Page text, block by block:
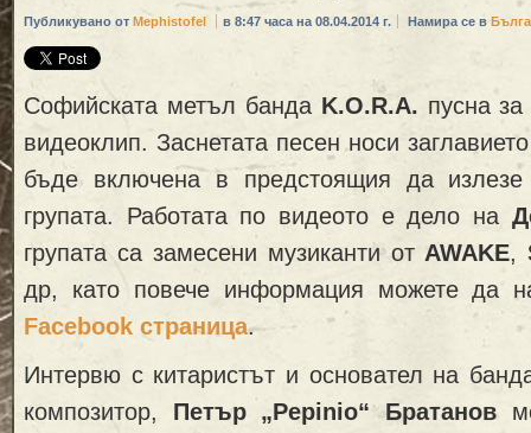
Публикувано от Mephistofel в 8:47 часа на 08.04.2014 г. Намира се в
Софийската метъл банда K.O.R.A. пусна
видеоклип. Заснетата песен носи
бъде включена в предстоящия да
групата. Работата по видеото е дело на
групата са замесени музиканти от AWAKE,
др, като повече информация можете да
Facebook страница.
Интервю с китаристът и основател на
композитор, Петър „Pepinio“ Братанов